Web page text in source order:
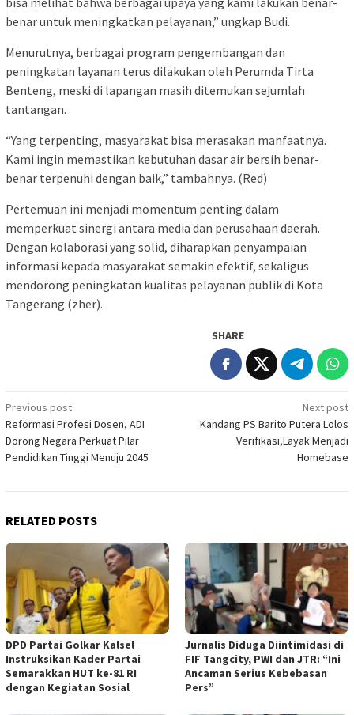
benar untuk meningkatkan pelayanan,” ungkap Budi.
Menurutnya, berbagai program pengembangan dan
peningkatan layanan terus dilakukan oleh Perumda Tirta
Benteng, meski di lapangan masih ditemukan sejumlah
tantangan.
“Yang terpenting, masyarakat bisa merasakan manfaatnya.
Kami ingin memastikan kebutuhan dasar air bersih benar-
benar terpenuhi dengan baik,” tambahnya. (Red)
Pertemuan ini menjadi momentum penting dalam
memperkuat sinergi antara media dan perusahaan daerah.
Dengan kolaborasi yang solid, diharapkan penyampaian
informasi kepada masyarakat semakin efektif, sekaligus
mendorong peningkatan kualitas pelayanan publik di Kota
Tangerang.(zher).
SHARE
Post
navigation
Previous post
Reformasi Profesi Dosen, ADI
Dorong Negara Perkuat Pilar
Pendidikan Tinggi Menuju 2045
Next post
Kandang PS Barito Putera Lolos
Verifikasi,Layak Menjadi
Homebase
RELATED POSTS
DPD Partai Golkar Kalsel
Instruksikan Kader Partai
Semarakkan HUT ke-81 RI
dengan Kegiatan Sosial
Jurnalis Diduga Diintimidasi di
FIF Tangcity, PWI dan JTR: “Ini
Ancaman Serius Kebebasan
Pers”